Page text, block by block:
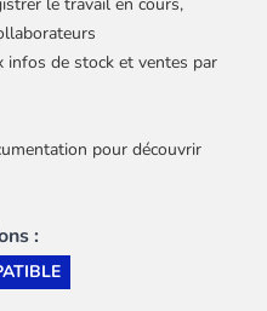
infos de stock et ventes par
pour découvrir
: